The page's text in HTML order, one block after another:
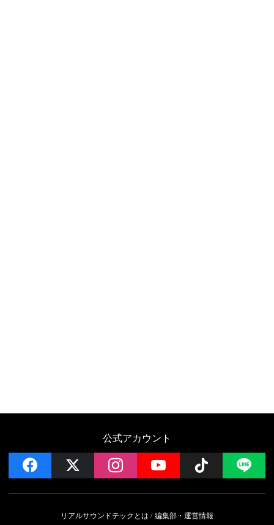
公式アカウント
facebook instagramYouTube Follow
リアルサウンドテックとは 編集部・運営情報